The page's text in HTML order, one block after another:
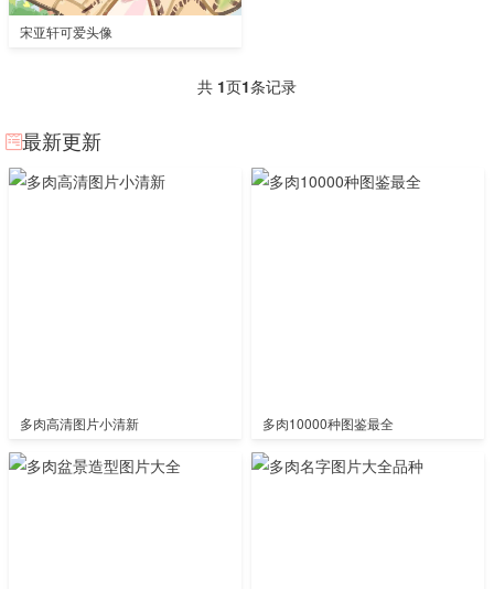
宋亚轩可爱头像
共 1页1条记录
最新更新
多肉高清图片小清新 多肉10000种图鉴最全